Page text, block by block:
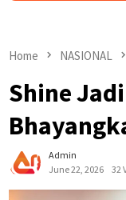
Home NASIONAL
Shine
Admin
June 22, 2026
32